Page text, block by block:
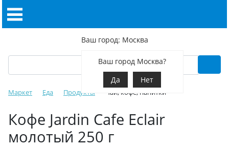
Ваш город: Москва
Ваш город Москва?
Да
Нет
Маркет Еда Продукты Чай, кофе, напитки
Кофе Jardin Cafe Eclair
молотый 250 г